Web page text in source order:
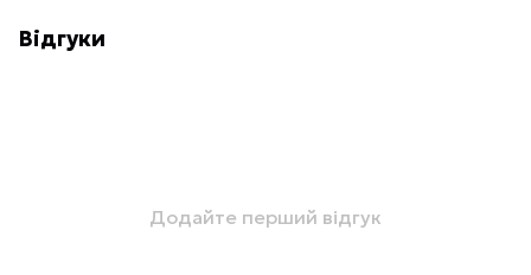
Відгуки
Додайте перший відгук